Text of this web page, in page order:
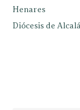
Henares
Diócesis de